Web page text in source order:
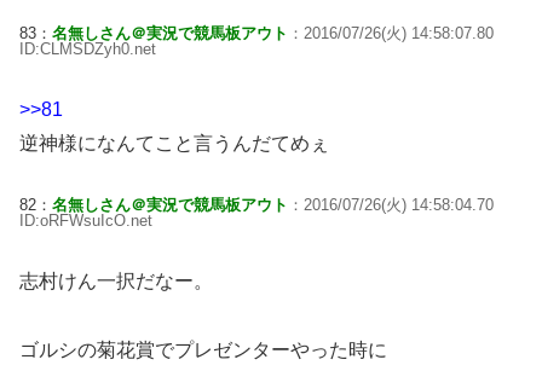
83： 名無しさん＠実況で競馬板アウト ：2016/07/26(火) 14:58:07.80
ID:CLMSDZyh0.net
>>81
逆神様になんてこと言うんだてめぇ
82： 名無しさん＠実況で競馬板アウト ：2016/07/26(火) 14:58:04.70
ID:oRFWsuIcO.net
志村けん一択だなー。
ゴルシの菊花賞でプレゼンターやった時に